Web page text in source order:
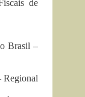
de
Brasil –
Regional